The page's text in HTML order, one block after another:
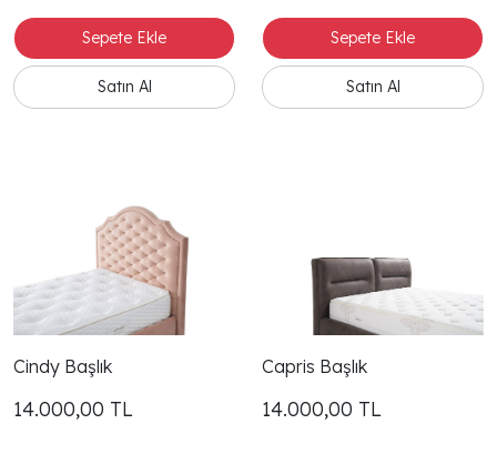
Cindy Başlık
14.000,00 TL
Capris Başlık
14.000,00 TL